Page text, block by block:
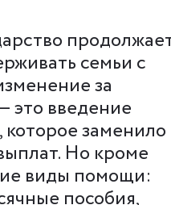
семьи с
за
это введение
заменило
Но кроме
виды помощи:
пособия,